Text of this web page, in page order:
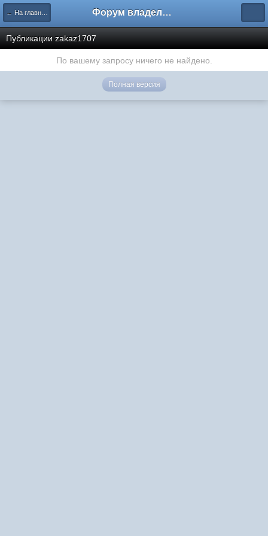
← На главную Форум владельцев интернет-магазинов
Публикации zakaz1707
По вашему запросу ничего не найдено.
Полная версия